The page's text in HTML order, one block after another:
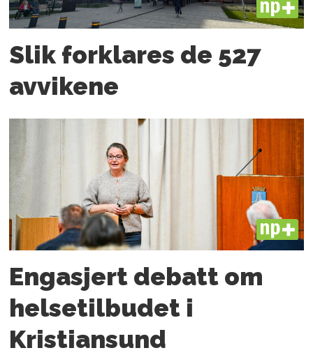
PLUS
Slik forklares de 527
avvikene
PLUS
Engasjert debatt om
helsetilbudet i
Kristiansund